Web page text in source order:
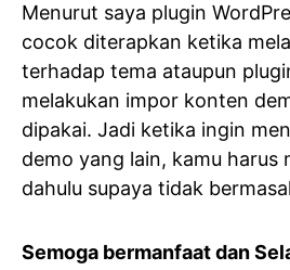
Menurut saya plugin
cocok diterapkan ketika
terhadap tema ataupun
melakukan impor konten
dipakai. Jadi ketika ingin
demo yang lain, kamu harus
dahulu supaya tidak
Semoga bermanfaat dan